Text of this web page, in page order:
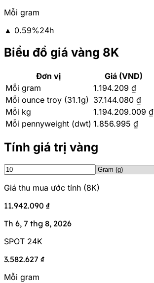
Mỗi gram
▲ 0.59%24h
Biểu đồ giá vàng 8K
Đơn vị
Giá (VND)
Mỗi gram
1.194.209 ₫
Mỗi ounce troy (31.1g) 37.144.080 ₫
Mỗi kg
1.194.209.009 ₫
Mỗi pennyweight (dwt) 1.856.995 ₫
Tính giá trị vàng
Giá thu mua ước tính (8K)
11.942.090 ₫
Th 6, 7 thg 8, 2026
SPOT 24K
3.582.627 ₫
Mỗi gram